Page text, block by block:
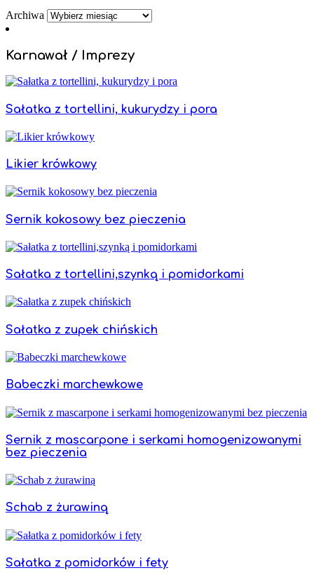
Archiwa
Karnawał / Imprezy
Sałatka z tortellini, kukurydzy i pora
Likier krówkowy
Sernik kokosowy bez pieczenia
Sałatka z tortellini,szynką i pomidorkami
Sałatka z zupek chińskich
Babeczki marchewkowe
Sernik z mascarpone i serkami homogenizowanymi
bez pieczenia
Schab z żurawiną
Sałatka z pomidorków i fety